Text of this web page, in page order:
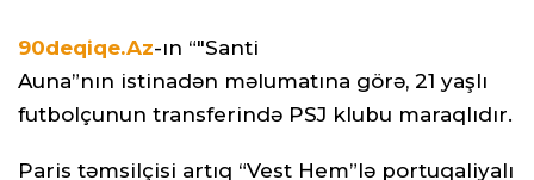
90deqiqe.Az-ın “"Santi
Auna”nın istinadən məlumatına görə, 21 yaşlı
futbolçunun transferində PSJ klubu maraqlıdır.
Paris təmsilçisi artıq “Vest Hem”lə portuqaliyalı